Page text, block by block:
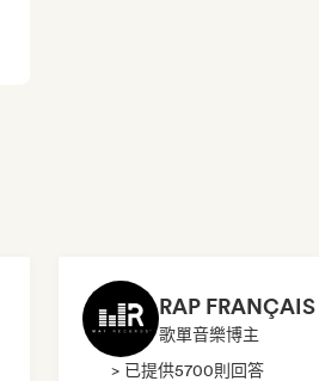
歌單音樂博主
> 已提供5700則回答